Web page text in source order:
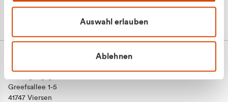
Auswahl erlauben
Ablehnen
Greefsallee 1-5
41747 Viersen